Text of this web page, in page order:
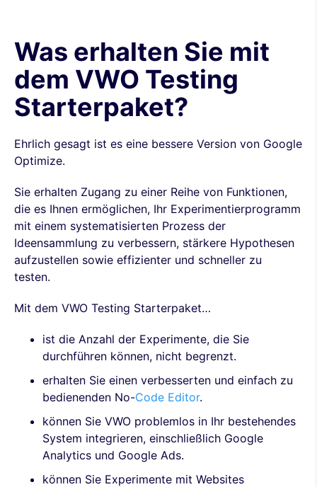
Was erhalten Sie mit
dem VWO Testing
Starterpaket?
Ehrlich gesagt ist es eine bessere Version von Google
Optimize.
Sie erhalten Zugang zu einer Reihe von Funktionen,
die es Ihnen ermöglichen, Ihr Experimentierprogramm
mit einem systematisierten Prozess der
Ideensammlung zu verbessern, stärkere Hypothesen
aufzustellen sowie effizienter und schneller zu
testen.
Mit dem VWO Testing Starterpaket…
ist die Anzahl der Experimente, die Sie
durchführen können, nicht begrenzt.
erhalten Sie einen verbesserten und einfach zu
bedienenden No-Code Editor.
können Sie VWO problemlos in Ihr bestehendes
System integrieren, einschließlich Google
Analytics und Google Ads.
können Sie Experimente mit Websites